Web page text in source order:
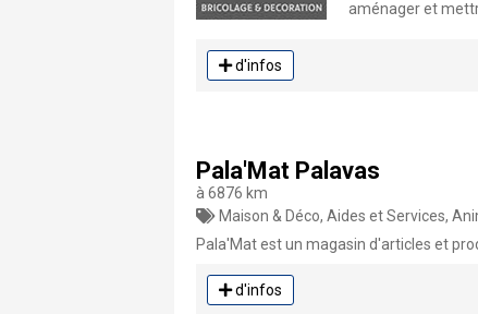
aménager et
d'infos
Pala'Mat Palavas
à 6876 km
Maison & Déco, Aides et Services,
Pala'Mat est un magasin d'articles et
d'infos